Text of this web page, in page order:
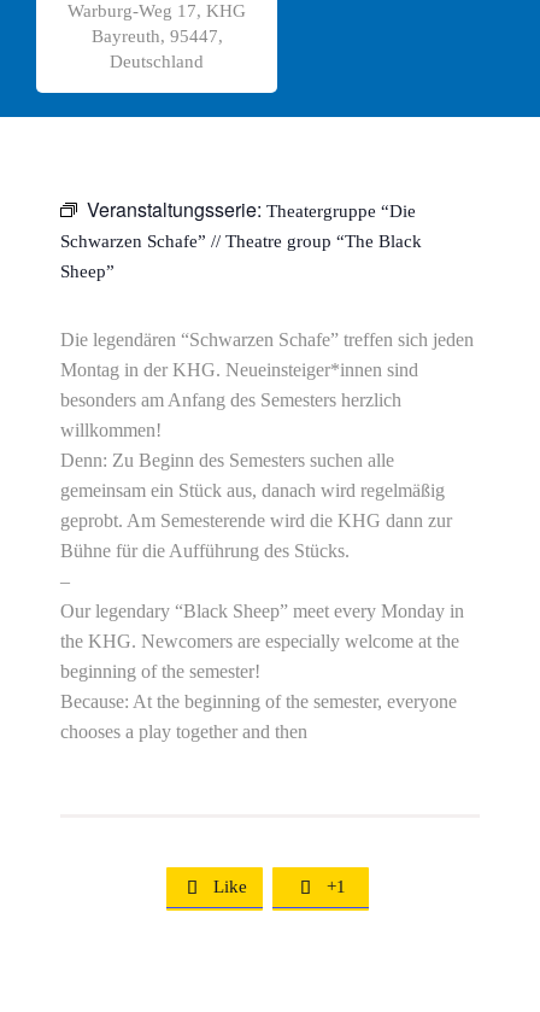
Warburg-Weg 17, KHG
Bayreuth, 95447,
Deutschland
Veranstaltungsserie: Theatergruppe “Die
Schwarzen Schafe” // Theatre group “The Black
Sheep”
Die legendären “Schwarzen Schafe” treffen sich jeden
Montag in der KHG. Neueinsteiger*innen sind
besonders am Anfang des Semesters herzlich
willkommen!
Denn: Zu Beginn des Semesters suchen alle
gemeinsam ein Stück aus, danach wird regelmäßig
geprobt. Am Semesterende wird die KHG dann zur
Bühne für die Aufführung des Stücks.
–
Our legendary “Black Sheep” meet every Monday in
the KHG. Newcomers are especially welcome at the
beginning of the semester!
Because: At the beginning of the semester, everyone
chooses a play together and then
 Like  +1